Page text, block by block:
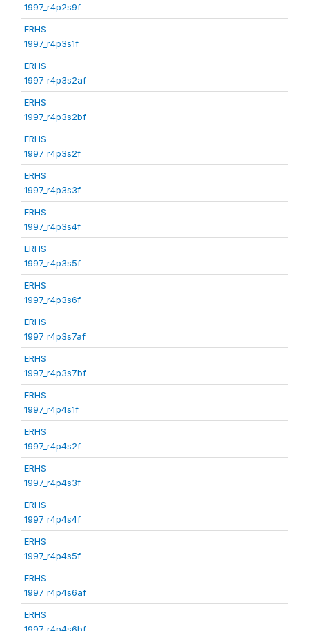
1997_r4p2s9f
ERHS
1997_r4p3s1f
ERHS
1997_r4p3s2af
ERHS
1997_r4p3s2bf
ERHS
1997_r4p3s2f
ERHS
1997_r4p3s3f
ERHS
1997_r4p3s4f
ERHS
1997_r4p3s5f
ERHS
1997_r4p3s6f
ERHS
1997_r4p3s7af
ERHS
1997_r4p3s7bf
ERHS
1997_r4p4s1f
ERHS
1997_r4p4s2f
ERHS
1997_r4p4s3f
ERHS
1997_r4p4s4f
ERHS
1997_r4p4s5f
ERHS
1997_r4p4s6af
ERHS
1997_r4p4s6bf